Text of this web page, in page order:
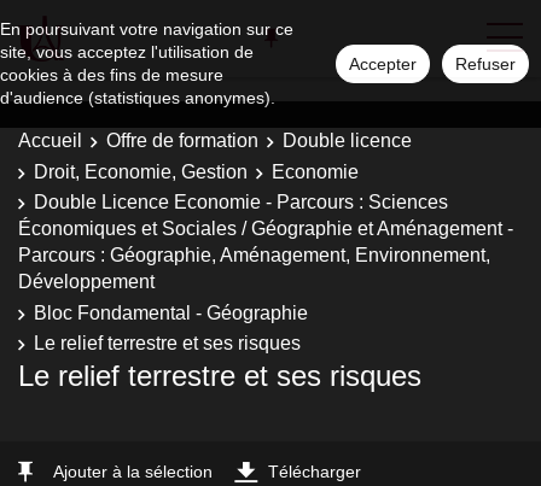
En poursuivant votre navigation sur ce
site, vous acceptez l'utilisation de
cookies à des fins de mesure
d'audience (statistiques anonymes).
Accepter Refuser
Accueil Offre de formation
Double licence
Droit, Economie, Gestion
Economie
Double Licence Economie - Parcours : Sciences
Économiques et Sociales / Géographie et Aménagement -
Parcours : Géographie, Aménagement, Environnement,
Développement
Bloc Fondamental - Géographie
Le relief terrestre et ses risques
Le relief terrestre et ses risques
Ajouter à la sélection Télécharger